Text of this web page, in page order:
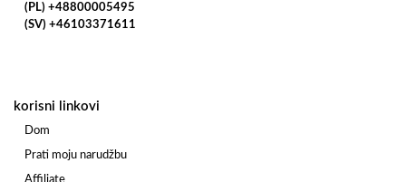
(PL) +48800005495
(SV) +46103371611
korisni linkovi
Dom
Prati moju narudžbu
Affiliate